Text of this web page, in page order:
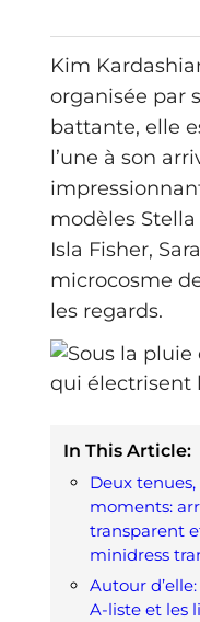
Kim
organisée par
battante, elle
l’une à son
modèles
Isla Fisher,
microcosme
les regards.
In This Article:
Deux
moments:
transparent
minidress
Autour
A‑liste et les